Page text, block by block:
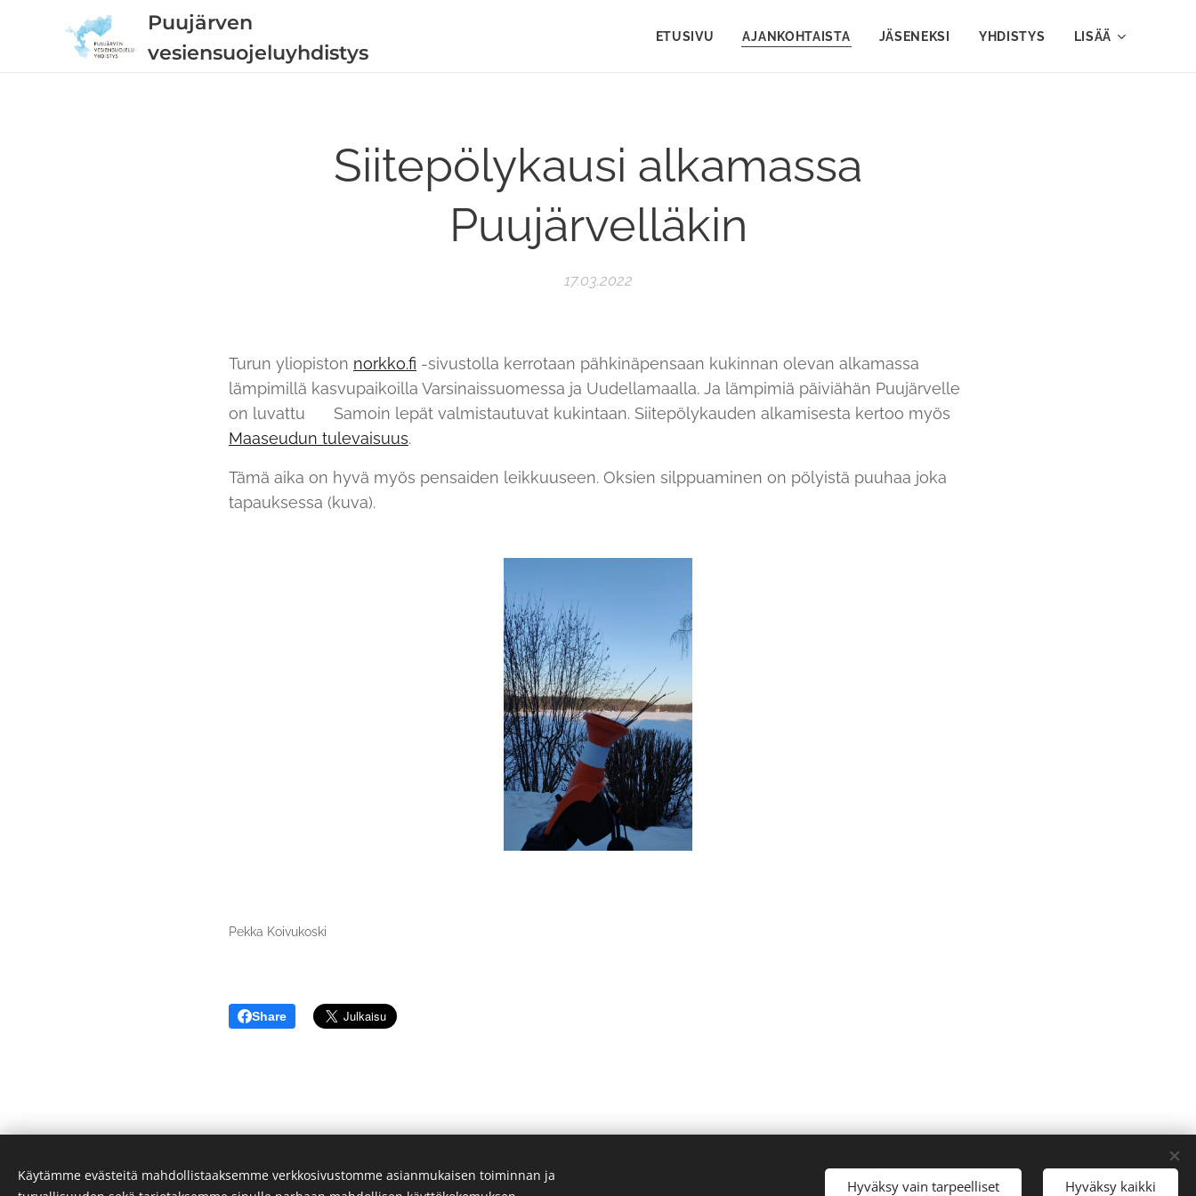
Puujärven
vesiensuojeluyhdistys
ETUSIVU AJANKOHTAISTA JÄSENEKSI YHDISTYS LISÄÄ
Siitepölykausi alkamassa
Puujärvelläkin
17.03.2022
Turun yliopiston norkko.fi -sivustolla kerrotaan pähkinäpensaan kukinnan olevan alkamassa
lämpimillä kasvupaikoilla Varsinaissuomessa ja Uudellamaalla. Ja lämpimiä päiviähän Puujärvelle
on luvattu 😉 Samoin lepät valmistautuvat kukintaan. Siitepölykauden alkamisesta kertoo myös
Maaseudun tulevaisuus.
Tämä aika on hyvä myös pensaiden leikkuuseen. Oksien silppuaminen on pölyistä puuhaa joka
tapauksessa (kuva).
Pekka Koivukoski
Share
Käytämme evästeitä mahdollistaaksemme verkkosivustomme asianmukaisen toiminnan ja
Hyväksy vain tarpeelliset Hyväksy kaikki